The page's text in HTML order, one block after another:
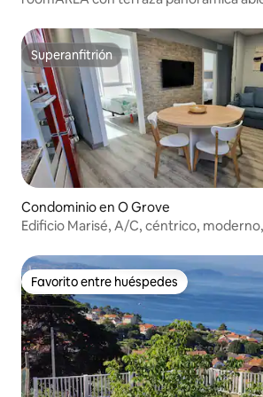
Superanfitrión
Superanfitrión
Condominio en O Grove
Edificio Marisé, A/C, céntrico,
Favorito entre huéspedes
Favorito entre huéspedes